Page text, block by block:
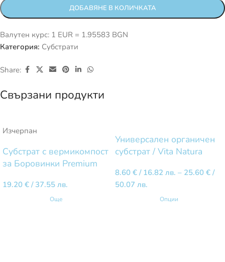
ДОБАВЯНЕ В КОЛИЧКАТА
Валутен курс: 1 EUR = 1.95583 BGN
Категория: Субстрати
Share:
Свързани продукти
Изчерпан
Субстрат с вермикомпост
за Боровинки Premium
19.20 € / 37.55 лв.
Още
Универсален органичен
субстрат / Vita Natura
8.60 € / 16.82 лв. – 25.60 € /
50.07 лв.
Опции